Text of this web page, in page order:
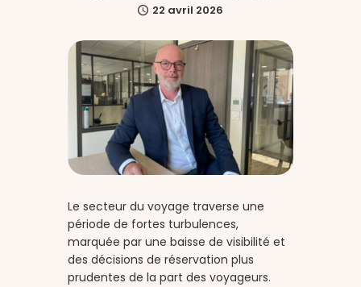
22 avril 2026
Le secteur du voyage traverse une
période de fortes turbulences,
marquée par une baisse de visibilité et
des décisions de réservation plus
prudentes de la part des voyageurs.